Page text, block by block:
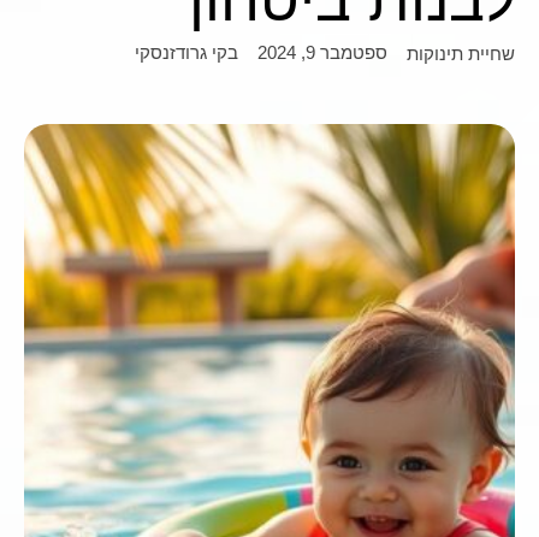
שחיית תינוקות ספטמבר 9, 2024 בקי גרודזנסקי